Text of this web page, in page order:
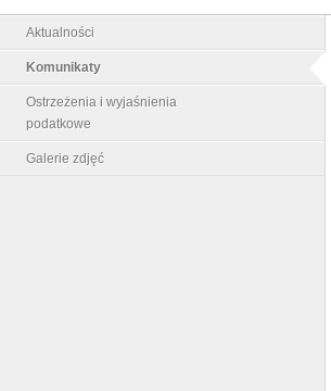
Aktualności
Komunikaty
Ostrzeżenia i wyjaśnienia
podatkowe
Galerie zdjęć